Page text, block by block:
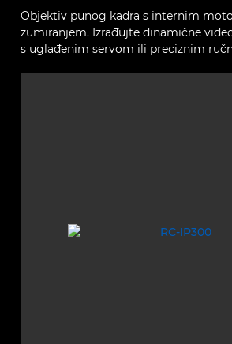
Objektiv punog kadra s internim
zumiranjem. Izrađujte dinamične
s uglađenim servom ili preciznim